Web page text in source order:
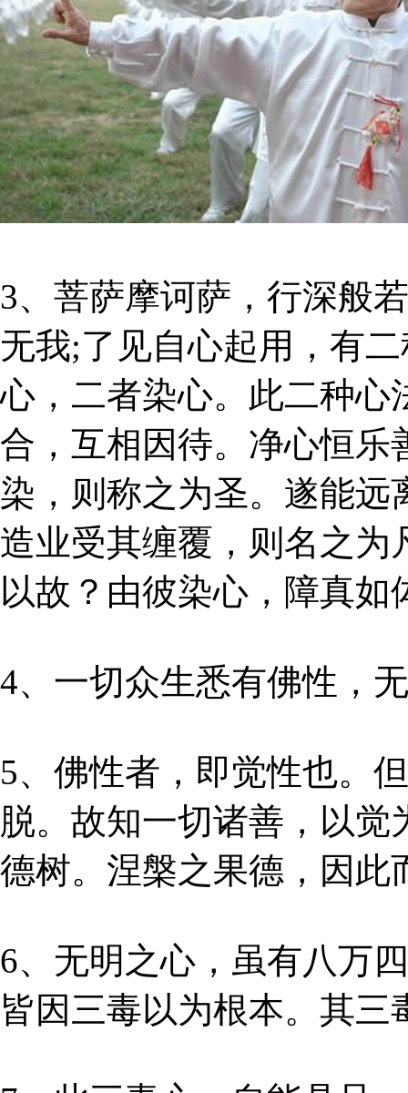
3、菩萨摩诃萨，行深般
无我;了见自心起用，有
心，二者染心。此二种心
合，互相因待。净心恒乐
染，则称之为圣。遂能远
造业受其缠覆，则名之为
以故？由彼染心，障真如
4、一切众生悉有佛性，
5、佛性者，即觉性也。
脱。故知一切诸善，以
德树。涅槃之果德，因此
6、无明之心，虽有八万
皆因三毒以为根本。其三